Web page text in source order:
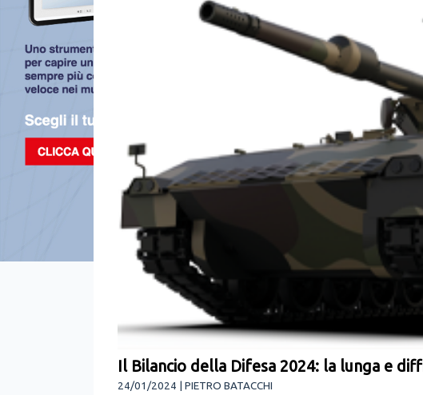
Il Bilancio della Difesa 2024: la lunga e
24/01/2024 | PIETRO BATACCHI